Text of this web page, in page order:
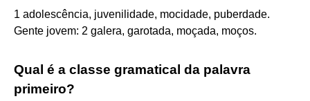
1 adolescência, juvenilidade, mocidade, puberdade.
Gente jovem: 2 galera, garotada, moçada, moços.
Qual é a classe gramatical da palavra
primeiro?